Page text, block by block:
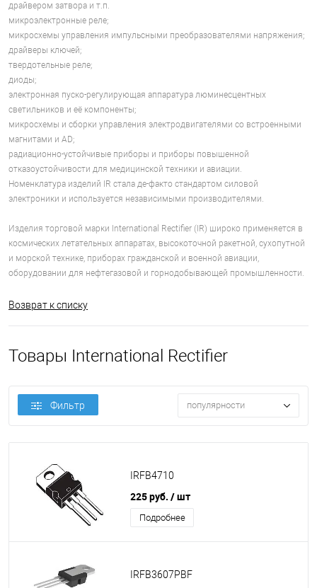
драйвером затвора и т.п.
микроэлектронные реле;
микросхемы управления импульсными преобразователями напряжения;
драйверы ключей;
твердотельные реле;
диоды;
электронная пуско-регулирующая аппаратура люминесцентных
светильников и её компоненты;
микросхемы и сборки управления электродвигателями со встроенными
магнитами и AD;
радиационно-устойчивые приборы и приборы повышенной
отказоустойчивости для медицинской техники и авиации.
Номенклатура изделий IR стала де-факто стандартом силовой
электроники и используется независимыми производителями.
Изделия торговой марки International Rectifier (IR) широко применяется в
космических летательных аппаратах, высокоточной ракетной, сухопутной
и морской технике, приборах гражданской и военной авиации,
оборудовании для нефтегазовой и горнодобывающей промышленности.
Возврат к списку
Товары International Rectifier
Фильтр популярности
IRFB4710
225 руб. / шт
Подробнее
IRFB3607PBF